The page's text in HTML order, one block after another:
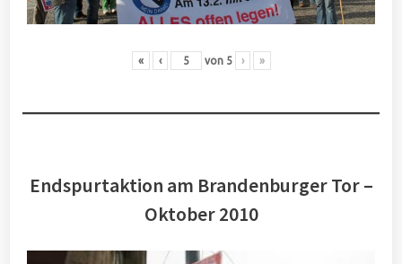
« ‹ von 5 › »
Endspurtaktion am Brandenburger Tor –
Oktober 2010